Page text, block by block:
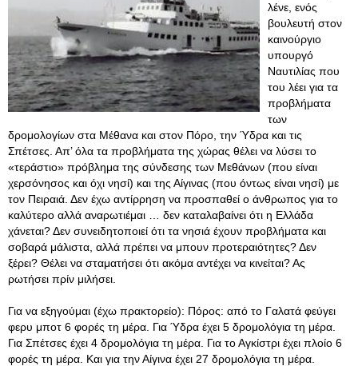
λένε, ενός
βουλευτή στον
καινούργιο
υπουργό
Ναυτιλίας που
του λέει για τα
προβλήματα
των
δρομολογίων στα Μέθανα και στον Πόρο, την Ύδρα και τις
Σπέτσες. Απ’ όλα τα προβλήματα της χώρας θέλει να λύσει το
«τεράστιο» πρόβλημα της σύνδεσης των Μεθάνων (που είναι
χερσόνησος και όχι νησί) και της Αίγινας (που όντως είναι νησί) με
τον Πειραιά. Δεν έχω αντίρρηση να προσπαθεί ο άνθρωπος για το
καλύτερο αλλά αναρωτιέμαι … δεν καταλαβαίνει ότι η Ελλάδα
χάνεται? Δεν συνειδητοποιεί ότι τα νησιά έχουν προβλήματα και
σοβαρά μάλιστα, αλλά πρέπει να μπουν προτεραιότητες? Δεν
ξέρει? Θέλει να σταματήσει ότι ακόμα αντέχει να κινείται? Ας
ρωτήσει πρίν μιλήσει.
Για να εξηγούμαι (έχω πρακτορείο): Πόρος: από το Γαλατά φεύγει
φερυ μποτ 6 φορές τη μέρα. Για Ύδρα έχει 5 δρομολόγια τη μέρα.
Για Σπέτσες έχει 4 δρομολόγια τη μέρα. Για το Αγκίστρι έχει πλοίο 6
φορές τη μέρα . Και για την Αίγινα έχει 27 δρομολόγια τη μέρα.